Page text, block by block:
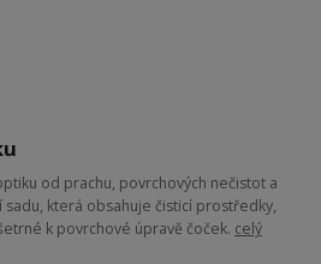
od prachu, povrchových nečistot a
sadu, která obsahuje čisticí prostředky,
k povrchové úpravě čoček. celý